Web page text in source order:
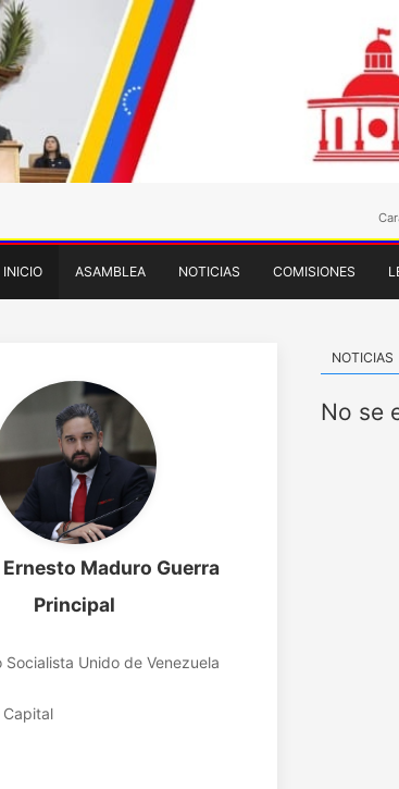
INICIO ASAMBLEA NOTICIAS COMISIONES
Maduro Guerra
Principal
Socialista Unido de Venezuela
NOTICIAS
No se